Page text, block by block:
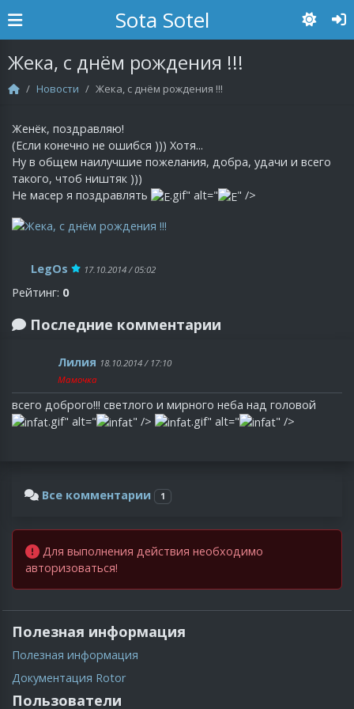
Sota Sotel
Жека, с днём рождения !!!
Новости Жека, с днём рождения !!!
Женёк, поздравляю!
(Если конечно не ошибся ))) Хотя...
Ну в общем наилучшие пожелания, добра, удачи и всего
такого, чтоб ништяк )))
Не масер я поздравлять
.gif" alt=" " />
LegOs 17.10.2014 / 05:02
Рейтинг: 0
Последние комментарии
Лилия 18.10.2014 / 17:10
Мамочка
всего доброго!!! светлого и мирного неба над головой
.gif" alt="
" /> .gif" alt=" " />
Все комментарии 1
Для выполнения действия необходимо
авторизоваться!
Полезная информация
Полезная информация
Документация Rotor
Пользователи